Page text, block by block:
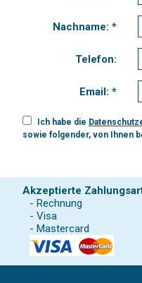
Nachname: *
Telefon:
Email: *
Ich habe die
sowie folgender, von Ihnen
Akzeptierte
- Rechnung
- Visa
- Mastercard